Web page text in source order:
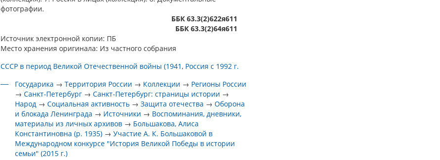
фотографии.
ББК 63.3(2)622я611
ББК 63.3(2)64я611
Источник электронной копии: ПБ
Место хранения оригинала: Из частного собрания
СССР в период Великой Отечественной войны (1941 Россия с 1992 г.
Государика →Территория России → Коллекции → Регионы России
→Санкт-Петербург →Санкт-Петербург: страницы истории →
Народ →Социальная активность →Защита отечества →Оборона
и блокада Ленинграда → Источники → Воспоминания, дневники,
материалы из личных архивов → Большакова, Алиса
Константиновна (р. 1935) →Участие А. К. Большаковой в
Международном конкурсе "История Великой Победы в истории
семьи" (2015 г.)